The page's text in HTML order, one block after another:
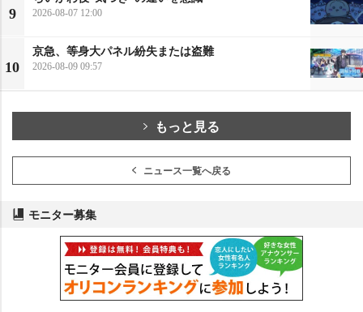
9 2026-08-07 12:00
10
京急、等身大パネル紛失または盗難
2026-08-09 09:57
もっと見る
ニュース一覧へ戻る
モニター募集